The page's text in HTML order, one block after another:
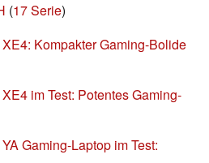
(17 Serie)
Kompakter Gaming-Bolide
im Test: Potentes Gaming-
Gaming-Laptop im Test: